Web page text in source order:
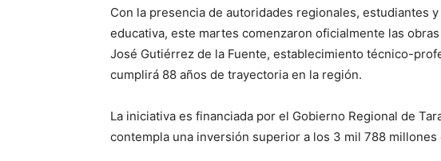
Con la presencia de autoridades regionales, estudiantes
educativa, este martes comenzaron oficialmente las
José Gutiérrez de la Fuente, establecimiento técnico-
cumplirá 88 años de trayectoria en la región.
La iniciativa es financiada por el Gobierno Regional de
contempla una inversión superior a los 3 mil 788 millones